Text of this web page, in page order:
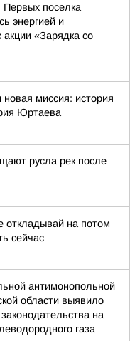
поселка
энергией и
«Зарядка со
миссия: история
Юртаева
русла рек после
откладывай на потом
сейчас
антимонопольной
области выявило
на
газа